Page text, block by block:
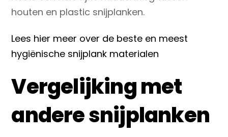
houten en plastic snijplanken.
Lees hier meer over de beste en meest
hygiënische snijplank materialen
Vergelijking met
andere snijplanken